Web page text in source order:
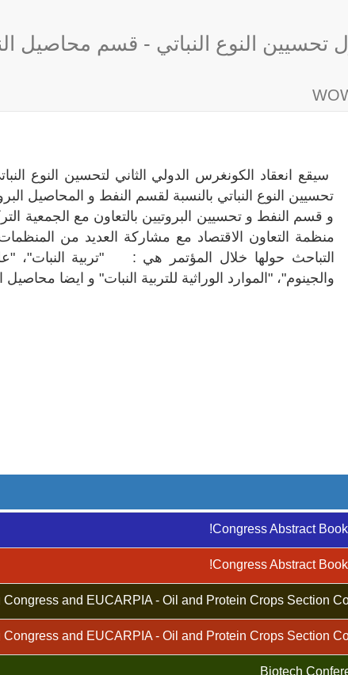
تحسيين النوع النباتي - قسم محاصيل
سيقع انعقاد الكونغرس الدولي الثاني لتحسين النوع
تحسيين النوع النباتي بالنسبة لقسم النفط و المحاصيل
و قسم النفط و تحسيين البروتيين بالتعاون مع الجمعية
منظمة التعاون الاقتصاد مع مشاركة العديد من
التباحث حولها خلال المؤتمر هي : "تربية النبات"، "علم
والجينوم"، "الموارد الوراثية للتربية النبات" و ايضا محاصيل